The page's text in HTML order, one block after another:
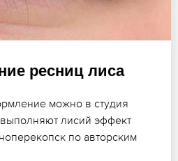
ресниц лиса
можно в студия
выполняют лисий эффект
по авторским